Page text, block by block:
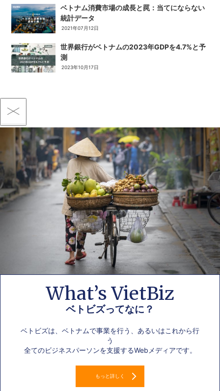
ベトナム消費市場の成長と罠：当てにならない
統計データ
2021年07月12日
世界銀行がベトナムの2023年GDPを4.7%と予
測
2023年10月17日
What’s VietBiz
ベトビズってなに？
ベトビズは、ベトナムで事業を行う、あるいはこれから行
う
全てのビジネスパーソンを支援するWebメディアです。
もっと詳しく